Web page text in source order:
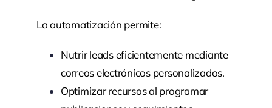
La automatización permite:
Nutrir leads eficientemente mediante
correos electrónicos personalizados.
Optimizar recursos al programar